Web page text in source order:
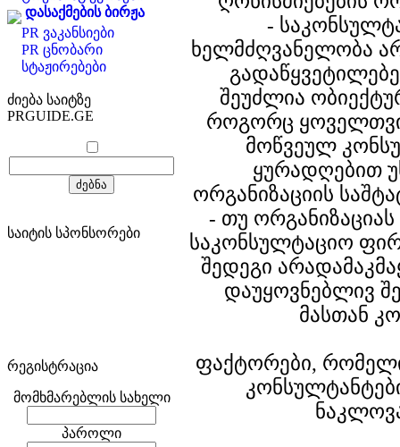
დასაქმების ბირჟა
PR ვაკანსიები
PR ცნობარი
სტაჟირებები
ძიება საიტზე
PRGUIDE.GE
საიტის სპონსორები
რეგისტრაცია
მომხმარებლის სახელი
პაროლი
-
ხელმძღვანელობა
შეუძლია
როგორც
მოწვეულ
ყურადღებით
ორგანიზაციის
- თუ
საკონსულტაციო
შედეგი
დაუყოვნებლივ
მასთან
ფაქტორები,